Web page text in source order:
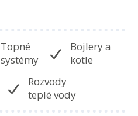
Topné
systémy
Bojlery a
kotle
Rozvody
teplé vody